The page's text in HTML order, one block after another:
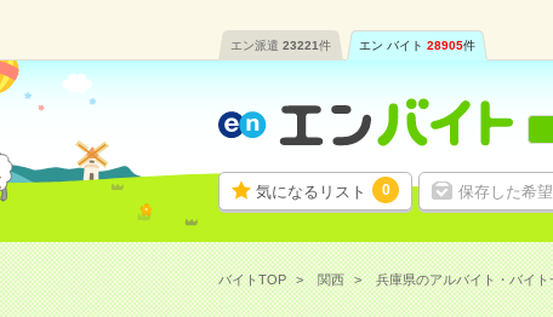
エン派遣 23221件 エン バイト 28905件
気になるリスト 0 保存した希
バイトTOP 関西 兵庫県のアルバイト・バイト